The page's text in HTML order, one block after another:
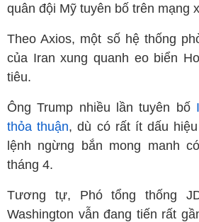
quân đội Mỹ tuyên bố trên mạng
Theo Axios, một số hệ thống
của Iran xung quanh eo biển
tiêu.
Ông Trump nhiều lần tuyên bố
thỏa thuận, dù có rất ít dấu
lệnh ngừng bắn mong manh
tháng 4.
Tương tự, Phó tổng thống
Washington vẫn đang tiến rất